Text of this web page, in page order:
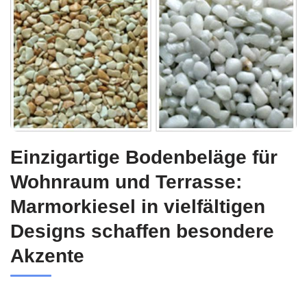
Einzigartige Bodenbeläge für
Wohnraum und Terrasse:
Marmorkiesel in vielfältigen
Designs schaffen besondere
Akzente